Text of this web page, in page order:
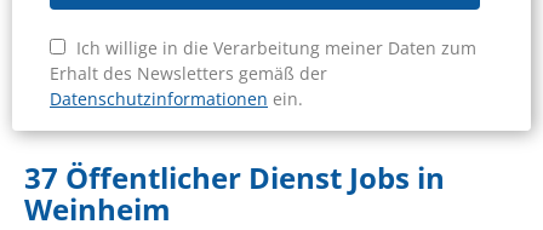
Ich willige in die Verarbeitung meiner Daten zum
Erhalt des Newsletters gemäß der
Datenschutzinformationen ein.
37 Öffentlicher Dienst Jobs in
Weinheim